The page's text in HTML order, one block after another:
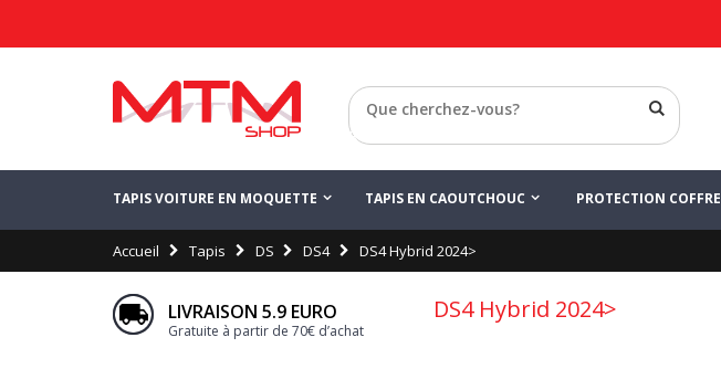
Retour
TAPIS VOITURE EN MOQUETTE TAPIS EN CAOUTCHOUC PROTECTION COFFRE
Accueil Tapis DS DS4 DS4 Hybrid 2024>
DS4 Hybrid 2024>
LIVRAISON 5.9 EURO
Gratuite à partir de 70€ d’achat